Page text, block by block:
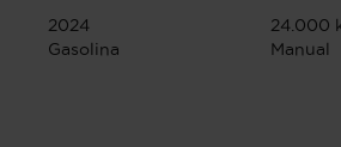
2024
24.000
Gasolina
Manual